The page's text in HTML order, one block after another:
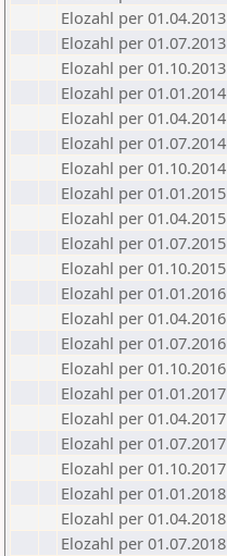
Elozahl per 01.04.2013
Elozahl per 01.07.2013
Elozahl per 01.10.2013
Elozahl per 01.01.2014
Elozahl per 01.04.2014
Elozahl per 01.07.2014
Elozahl per 01.10.2014
Elozahl per 01.01.2015
Elozahl per 01.04.2015
Elozahl per 01.07.2015
Elozahl per 01.10.2015
Elozahl per 01.01.2016
Elozahl per 01.04.2016
Elozahl per 01.07.2016
Elozahl per 01.10.2016
Elozahl per 01.01.2017
Elozahl per 01.04.2017
Elozahl per 01.07.2017
Elozahl per 01.10.2017
Elozahl per 01.01.2018
Elozahl per 01.04.2018
Elozahl per 01.07.2018